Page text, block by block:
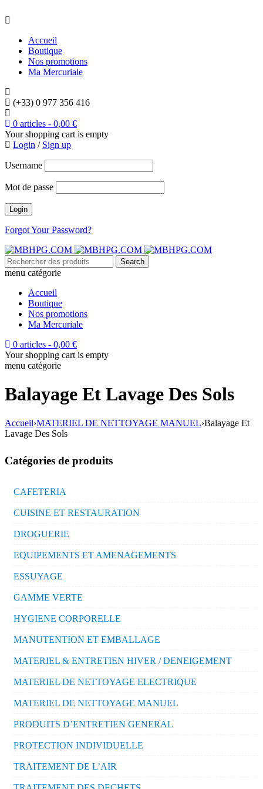
Accueil
Boutique
Nos promotions
Ma Mercuriale
(+33) 0 977 356 416
0 articles - 0,00 €
Your shopping cart is empty
Login / Sign up
Username
Mot de passe
Forgot Your Password?
menu catégorie
Accueil
Boutique
Nos promotions
Ma Mercuriale
0 articles - 0,00 €
Your shopping cart is empty
menu catégorie
Balayage Et Lavage Des Sols
Accueil›MATERIEL DE NETTOYAGE MANUEL›Balayage Et
Lavage Des Sols
Catégories de produits
CAFETERIA
CUISINE ET RESTAURATION
DROGUERIE
EQUIPEMENTS ET AMENAGEMENTS
ESSUYAGE
GAMME VERTE
HYGIENE CORPORELLE
MANUTENTION ET EMBALLAGE
MATERIEL & ENTRETIEN HIVER / DENEIGEMENT
MATERIEL DE NETTOYAGE ELECTRIQUE
MATERIEL DE NETTOYAGE MANUEL
PRODUITS D’ENTRETIEN GENERAL
PROTECTION INDIVIDUELLE
TRAITEMENT DE L’AIR